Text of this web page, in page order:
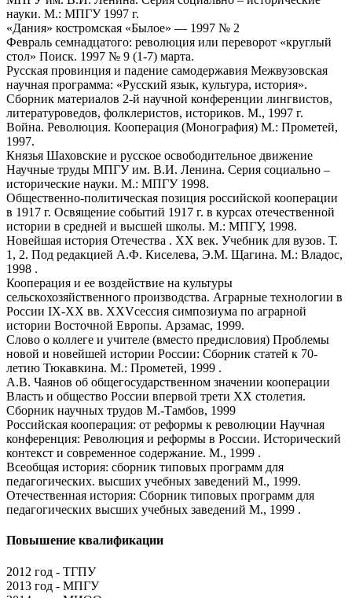
науки. М.: МПГУ 1997 г.
«Дания» костромская «Былое» — 1997 № 2
Февраль семнадцатого: революция или переворот «круглый
стол» Поиск. 1997 № 9 (1-7) марта.
Русская провинция и падение самодержавия Межвузовская
научная программа: «Русский язык, культура, история».
Сборник материалов 2-й научной конференции лингвистов,
литературоведов, фолклеристов, историков. М., 1997 г.
Война. Революция. Кооперация (Монография) М.: Прометей,
1997.
Князья Шаховские и русское освободительное движение
Научные труды МПГУ им. В.И. Ленина. Серия социально –
исторические науки. М.: МПГУ 1998.
Общественно-политическая позиция российской кооперации
в 1917 г. Освящение событий 1917 г. в курсах отечественной
истории в средней и высшей школы. М.: МПГУ, 1998.
Новейшая история Отечества . ХХ век. Учебник для вузов. Т.
1, 2. Под редакцией А.Ф. Киселева, Э.М. Щагина. М.: Владос,
1998 .
Кооперация и ее воздействие на культуры
сельскохозяйственного производства. Аграрные технологии в
России IХ-ХХ вв. ХХVсессия симпозиума по аграрной
истории Восточной Европы. Арзамас, 1999.
Слово о коллеге и учителе (вместо предисловия) Проблемы
новой и новейшей истории России: Сборник статей к 70-
летию Тюкавкина. М.: Прометей, 1999 .
А.В. Чаянов об общегосударственном значении кооперации
Власть и общество России впервой трети ХХ столетия.
Сборник научных трудов М.-Тамбов, 1999
Российская кооперация: от реформы к революции Научная
конференция: Революция и реформы в России. Исторический
контекст и современное содержание. М., 1999 .
Всеобщая история: сборник типовых программ для
педагогических. высших учебных заведений М., 1999.
Отечественная история: Сборник типовых программ для
педагогических высших учебных заведений М., 1999 .
Повышение квалификации
2012 год - ТГПУ
2013 год - МПГУ